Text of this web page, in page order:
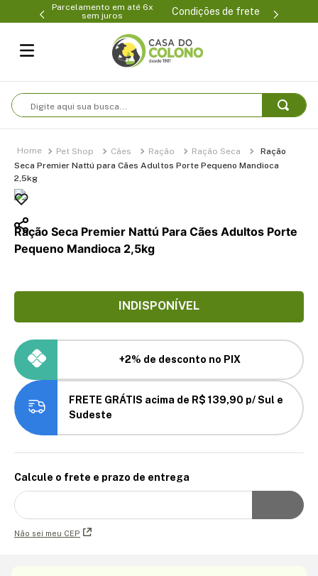
Parcelamento em até 6x
sem juros
Condições de frete
Digite aqui sua busca...
Pet Shop Cães Ração Ração Seca
Ração
Seca Premier Nattú para Cães Adultos Porte Pequeno Mandioca
2,5kg
Ração Seca Premier Nattú Para Cães Adultos Porte
Pequeno Mandioca 2,5kg
INDISPONÍVEL
+2% de desconto no PIX
FRETE GRÁTIS acima de R$ 139,90 p/ Sul e
Sudeste
Calcule o frete e prazo de entrega
Não sei meu CEP